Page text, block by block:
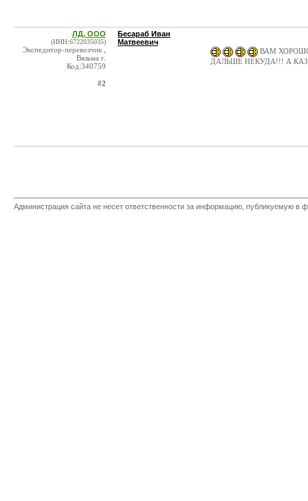
ЛД, ООО
(ИНН:6722035035)
Экспедитор-перевозчик ,
Вязьма г.
Код:340759
#2
Бесараб Иван
Матвеевич
ВАМ
ДАЛЬШЕ НЕКУДА!!! А
Администрация сайта не несет ответственности за информацию, публикуемую